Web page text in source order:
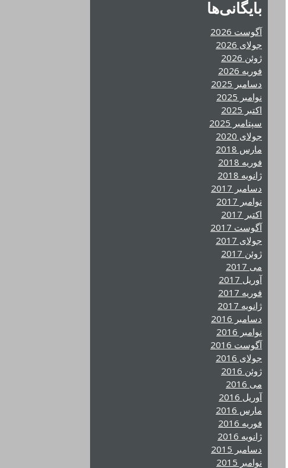
بایگانی‌ها
آگوست 2026
جولای 2026
ژوئن 2026
فوریه 2026
دسامبر 2025
نوامبر 2025
اکتبر 2025
سپتامبر 2025
جولای 2020
مارس 2018
فوریه 2018
ژانویه 2018
دسامبر 2017
نوامبر 2017
اکتبر 2017
آگوست 2017
جولای 2017
ژوئن 2017
می 2017
آوریل 2017
فوریه 2017
ژانویه 2017
دسامبر 2016
نوامبر 2016
آگوست 2016
جولای 2016
ژوئن 2016
می 2016
آوریل 2016
مارس 2016
فوریه 2016
ژانویه 2016
دسامبر 2015
نوامبر 2015